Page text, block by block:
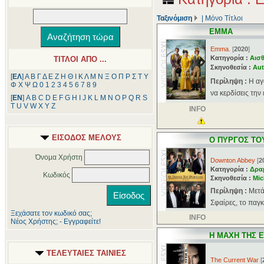
ΤΙΤΛΟΙ ΑΠΟ ...
[ΕΛ] Α Β ΓΔ Ε Ζ Η Θ ΚΛ Μ Ν Ξ Ο Π Ρ Σ Τ Υ
Φ Χ Ψ Ω 0 1 2 3 4 5 6 7 8 9
[ΕΝ] A B C D E F G H J K L M N O P Q R S
T U V W X Y Z
ΕΙΣΟΔΟΣ ΜΕΛΟΥΣ
Όνομα Χρήστη
Κωδικός
Ξεχάσατε τον κωδικό σας;
Νέος Χρήστης; - Εγγραφείτε!
ΤΕΛΕΥΤΑΙΕΣ ΤΑΙΝΙΕΣ
Ταξινόμιση Μόνο Τίτλοι
ΕΜΜΑ
Emma. [2020]
Κατηγορία :
Σκηνοθεσία :
Περίληψη : Η
να κερδίσεις
INFO
Ο ΠΥΡΓΟΣ ΤΟΥ
Downton Abbey [
Κατηγορία :
Σκηνοθεσία :
Περίληψη :
Σφαίρες, το
INFO
Η ΜΑΧΗ ΤΗΣ
The Current War [